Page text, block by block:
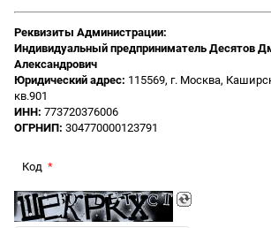
Реквизиты Администрации:
Индивидуальный предприниматель Десятов
Александрович
Юридический адрес: 115569, г. Москва,
кв.901
ИНН: 773720376006
ОГРНИП: 304770000123791
Код